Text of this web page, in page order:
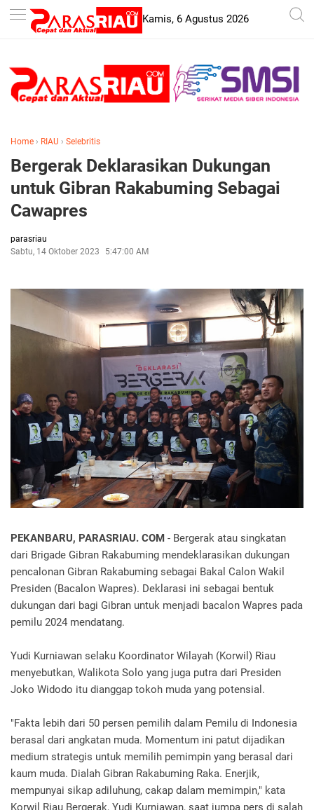
-->
Kamis, 6 Agustus 2026
Home › RIAU › Selebritis
Bergerak Deklarasikan Dukungan
untuk Gibran Rakabuming Sebagai
Cawapres
parasriau
Sabtu, 14 Oktober 2023
5:47:00 AM
PEKANBARU, PARASRIAU. COM - Bergerak atau singkatan
dari Brigade Gibran Rakabuming mendeklarasikan dukungan
pencalonan Gibran Rakabuming sebagai Bakal Calon Wakil
Presiden (Bacalon Wapres). Deklarasi ini sebagai bentuk
dukungan dari bagi Gibran untuk menjadi bacalon Wapres pada
pemilu 2024 mendatang.
Yudi Kurniawan selaku Koordinator Wilayah (Korwil) Riau
menyebutkan, Walikota Solo yang juga putra dari Presiden
Joko Widodo itu dianggap tokoh muda yang potensial.
"Fakta lebih dari 50 persen pemilih dalam Pemilu di Indonesia
berasal dari angkatan muda. Momentum ini patut dijadikan
medium strategis untuk memilih pemimpin yang berasal dari
kaum muda. Dialah Gibran Rakabuming Raka. Enerjik,
mempunyai sikap adiluhung, cakap dalam memimpin," kata
Korwil Riau Bergerak, Yudi Kurniawan, saat jumpa pers di salah